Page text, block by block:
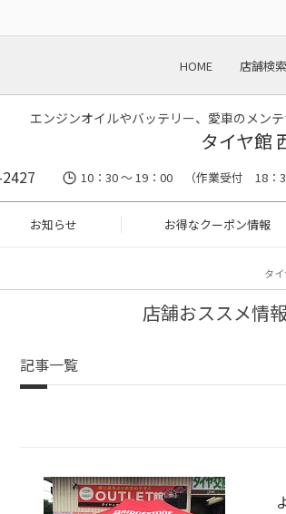
HOME 店舗検索
エンジンオイルやバッテリー、愛車のメン
タイヤ館
10：30 ～ 19：00 （作業受付 18：
お知らせ お得なクーポン情報
タ
店舗おススメ情
記事一覧